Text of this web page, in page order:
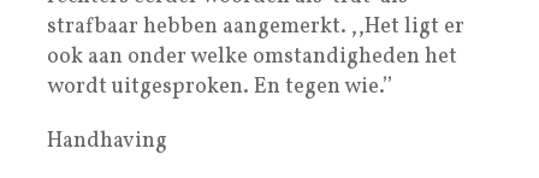
strafbaar hebben aangemerkt. ,,Het ligt er
ook aan onder welke omstandigheden het
wordt uitgesproken. En tegen wie.’’
Handhaving